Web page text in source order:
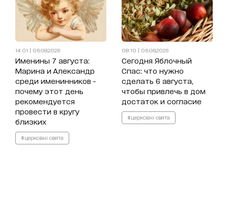
14:01 | 06.08.2026
Именины 7 августа:
Марина и Александр
среди именинников -
почему этот день
рекомендуется
провести в кругу
близких
#церковні свята
08:10 | 06.08.2026
Сегодня Яблочный
Спас: что нужно
сделать 6 августа,
чтобы привлечь в дом
достаток и согласие
#церковні свята